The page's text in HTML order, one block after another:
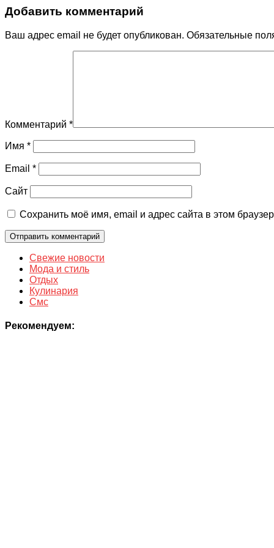
Добавить комментарий
Ваш адрес email не будет опубликован. Обязательные
Комментарий *
Имя *
Email *
Сайт
Сохранить моё имя, email и адрес сайта в этом
Свежие новости
Мода и стиль
Отдых
Кулинария
Смс
Рекомендуем: